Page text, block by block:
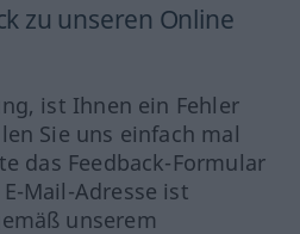
zu unseren Online
ist Ihnen ein Fehler
Sie uns einfach mal
das Feedback-Formular
Mail-Adresse ist
unserem